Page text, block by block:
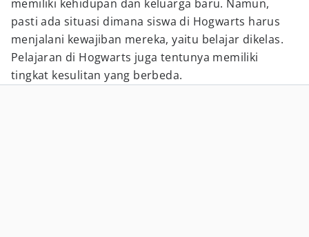
memiliki kehidupan dan keluarga baru. Namun,
pasti ada situasi dimana siswa di Hogwarts harus
menjalani kewajiban mereka, yaitu belajar dikelas.
Pelajaran di Hogwarts juga tentunya memiliki
tingkat kesulitan yang berbeda.